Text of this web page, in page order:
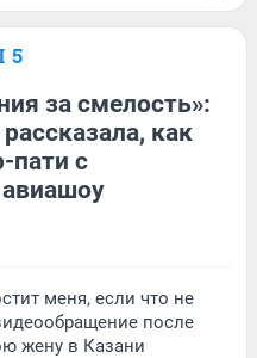
5
за смелость»:
как
пати с
меня, если что не
после
жену в Казани